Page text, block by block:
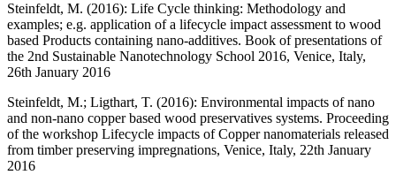
Steinfeldt, M. (2016): Life Cycle thinking: Methodology and
examples; e.g. application of a lifecycle impact assessment to wood
based Products containing nano-additives. Book of presentations of
the 2nd Sustainable Nanotechnology School 2016, Venice, Italy,
26th January 2016
Steinfeldt, M.; Ligthart, T. (2016): Environmental impacts of nano
and non-nano copper based wood preservatives systems. Proceeding
of the workshop Lifecycle impacts of Copper nanomaterials released
from timber preserving impregnations, Venice, Italy, 22th January
2016